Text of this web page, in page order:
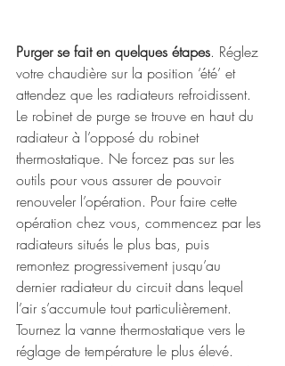
Purger se fait en quelques étapes. Réglez
votre chaudière sur la position ‘été’ et
attendez que les radiateurs refroidissent.
Le robinet de purge se trouve en haut du
radiateur à l’opposé du robinet
thermostatique. Ne forcez pas sur les
outils pour vous assurer de pouvoir
renouveler l’opération. Pour faire cette
opération chez vous, commencez par les
radiateurs situés le plus bas, puis
remontez progressivement jusqu’au
dernier radiateur du circuit dans lequel
l’air s’accumule tout particulièrement.
Tournez la vanne thermostatique vers le
réglage de température le plus élevé.